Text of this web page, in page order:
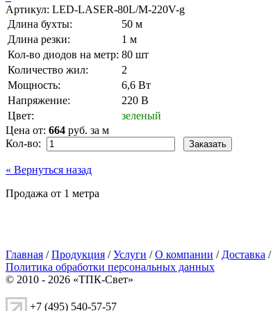
Артикул: LED-LASER-80L/M-220V-g
Длина бухты:
50 м
Длина резки:
1 м
Кол-во диодов на метр: 80 шт
Количество жил:
2
Мощность:
6,6 Вт
Напряжение:
220 В
Цвет:
зеленый
Цена от: 664 руб. за м
Кол-во:
« Вернуться назад
Продажа от 1 метра
Главная /Продукция /Услуги /О компании / Доставка /
Политика обработки персональных данных
© 2010 - 2026 «ТПК-Свет»
+7 (495) 540-57-57